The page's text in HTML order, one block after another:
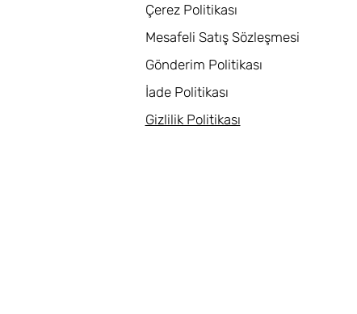
Çerez Politikası
Mesafeli Satış Sözleşmesi
Gönderim Politikası
İade Politikası
Gizlilik Politikası